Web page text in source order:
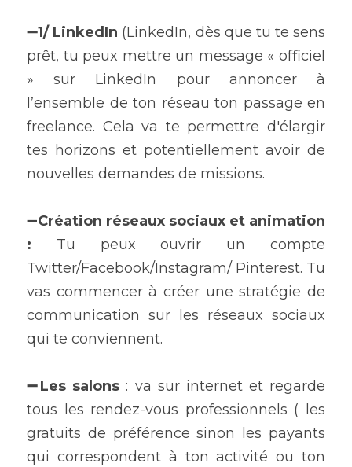
➖1/ LinkedIn (LinkedIn, dès que tu te sens
prêt, tu peux mettre un message « officiel
» sur LinkedIn pour annoncer à
l’ensemble de ton réseau ton passage en
freelance. Cela va te permettre d'élargir
tes horizons et potentiellement avoir de
nouvelles demandes de missions.
➖Création réseaux sociaux et animation
: Tu peux ouvrir un compte
Twitter/Facebook/Instagram/ Pinterest. Tu
vas commencer à créer une stratégie de
communication sur les réseaux sociaux
qui te conviennent.
➖Les salons : va sur internet et regarde
tous les rendez-vous professionnels ( les
gratuits de préférence sinon les payants
qui correspondent à ton activité ou ton